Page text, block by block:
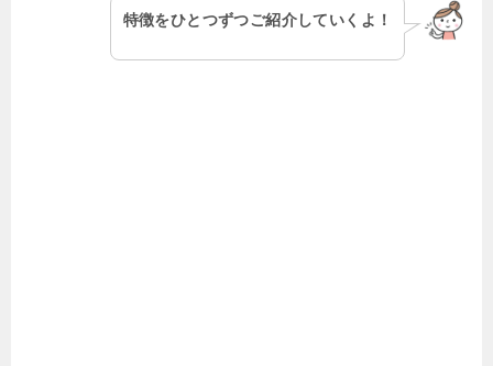
特徴をひとつずつご紹介していくよ！